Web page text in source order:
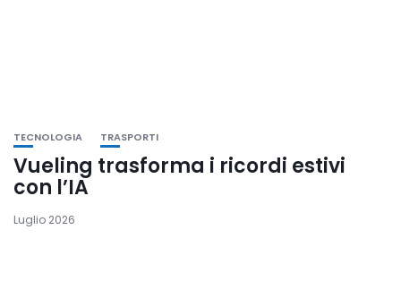
TECNOLOGIA TRASPORTI
Vueling trasforma i ricordi estivi
con l’IA
Luglio 2026